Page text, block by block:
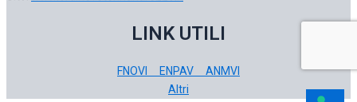
LINK UTILI
FNOVI ENPAV ANMVI
Altri